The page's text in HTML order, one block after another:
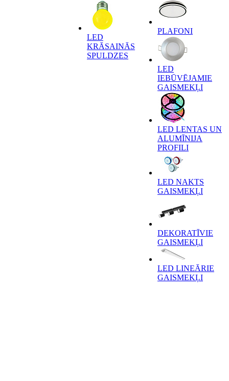
LED
KRĀSAINĀS
SPULDZES
PLAFONI
LED
IEBŪVĒJAMIE
GAISMEKĻI
LED LENTAS UN
ALUMĪNIJA
PROFILI
LED NAKTS
GAISMEKĻI
DEKORATĪVIE
GAISMEKĻI
LED LINEĀRIE
GAISMEKĻI